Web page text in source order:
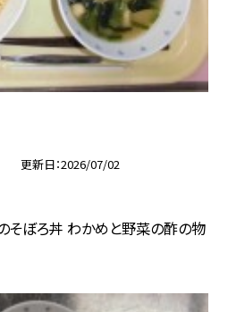
更新日 2026/07/02
そぼろ丼 わかめと野菜の酢の物